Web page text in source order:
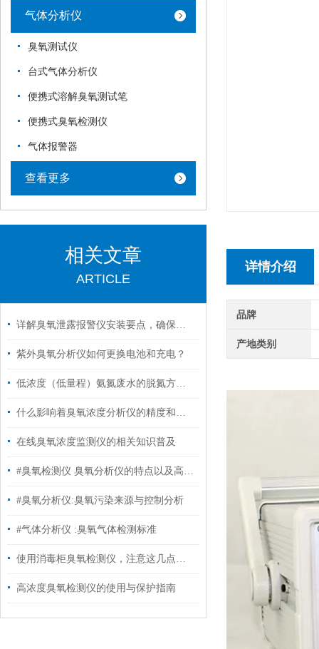
气体分析仪
臭氧测试仪
台式气体分析仪
便携式溶解臭氧测试笔
便携式臭氧检测仪
气体报警器
查看更多
相关文章
ARTICLE
详解臭氧泄露报警仪安装要点，确保精准监测
紫外臭氧分析仪如何更换电池和充电？
低浓度（低量程）氨氮废水的脱氮方法有哪些? #臭氧分析仪
什么影响着臭氧浓度分析仪的精度和准确性
在线臭氧浓度监测仪的相关知识普及
#臭氧检测仪 臭氧分析仪的特点以及高浓度臭氧检测仪的应用
#臭氧分析仪:臭氧污染来源与控制分析
#气体分析仪 :臭氧气体检测标准
使用消毒柜臭氧检测仪，注意这几点准没错！
高浓度臭氧检测仪的使用与保护指南
详情介绍
品牌
产地类别